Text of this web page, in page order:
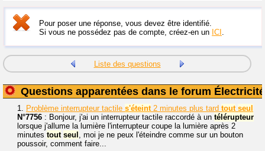
Pour poser une réponse, vous devez être identifié.
Si vous ne possédez pas de compte, créez-en un ICI .
Liste des questions
Questions apparentées dans le forum Électricité
1. Problème interrupteur tactile s'éteint2 minutes plus tard tout seul
N°7756 : Bonjour, j'ai un interrupteur tactile raccordé à un télérupteur
lorsque j'allume la lumière l'interrupteur coupe la lumière après 2
minutes tout seul , moi je ne peux l'éteindre comme sur un bouton
poussoir, comment faire...